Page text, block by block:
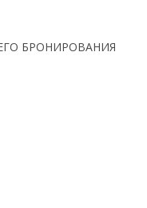
БРОНИРОВАНИЯ